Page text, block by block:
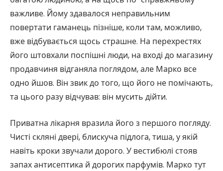
важливе. Йому здавалося неправильним
повертати гаманець пізніше, коли там, можливо,
вже відбувається щось страшне. На перехрестях
його штовхали поспішні люди, на вході до магазину
продавчиня відганяла поглядом, але Марко все
одно йшов. Він звик до того, що його не помічають,
та цього разу відчував: він мусить дійти.
Приватна лікарня вразила його з першого погляду.
Чисті скляні двері, блискуча підлога, тиша, у якій
навіть кроки звучали дорого. У вестибюлі стояв
запах антисептика й дорогих парфумів. Марко тут